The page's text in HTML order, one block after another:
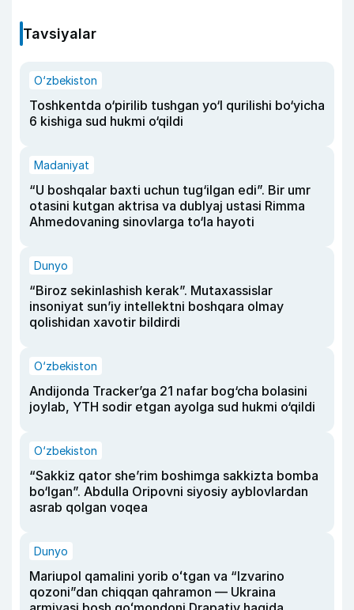
Tavsiyalar
O‘zbekiston
Toshkentda o‘pirilib tushgan yo‘l qurilishi bo‘yicha
6 kishiga sud hukmi o‘qildi
Madaniyat
“U boshqalar baxti uchun tug‘ilgan edi”. Bir umr
otasini kutgan aktrisa va dublyaj ustasi Rimma
Ahmedovaning sinovlarga to‘la hayoti
Dunyo
“Biroz sekinlashish kerak”. Mutaxassislar
insoniyat sun’iy intellektni boshqara olmay
qolishidan xavotir bildirdi
O‘zbekiston
Andijonda Tracker’ga 21 nafar bog‘cha bolasini
joylab, YTH sodir etgan ayolga sud hukmi o‘qildi
O‘zbekiston
“Sakkiz qator she’rim boshimga sakkizta bomba
bo‘lgan”. Abdulla Oripovni siyosiy ayblovlardan
asrab qolgan voqea
Dunyo
Mariupol qamalini yorib oʻtgan va “Izvarino
qozoni”dan chiqqan qahramon — Ukraina